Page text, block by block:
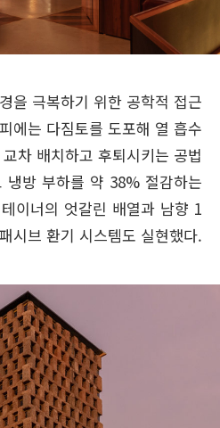
을 극복하기 위한 공학적 접근
에는 다짐토를 도포해 열 흡수
차 배치하고 후퇴시키는 공법
냉방 부하를 약 38% 절감하는
이너의 엇갈린 배열과 남향 1
시브 환기 시스템도 실현했다.